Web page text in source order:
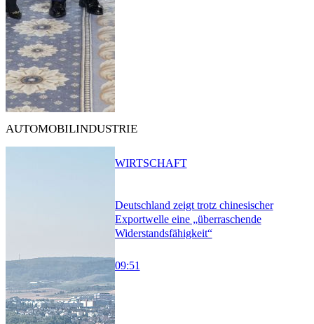
AUTOMOBILINDUSTRIE
Deutschland zeigt trotz chinesischer
Exportwelle eine „überraschende
Widerstandsfähigkeit“
09:51
WIRTSCHAFT